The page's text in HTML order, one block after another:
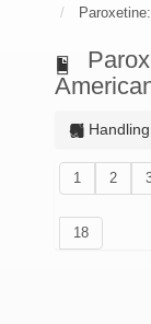
Handling
1 2
18